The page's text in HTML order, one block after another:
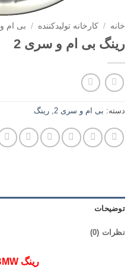
خانه / کارخانه تولیدکننده / بی ام و
رینگ بی ام و سری 2
دسته: بی ام و سری 2 , رینگ
توضیحات
نظرات (0)
رینگ BMW سری 2